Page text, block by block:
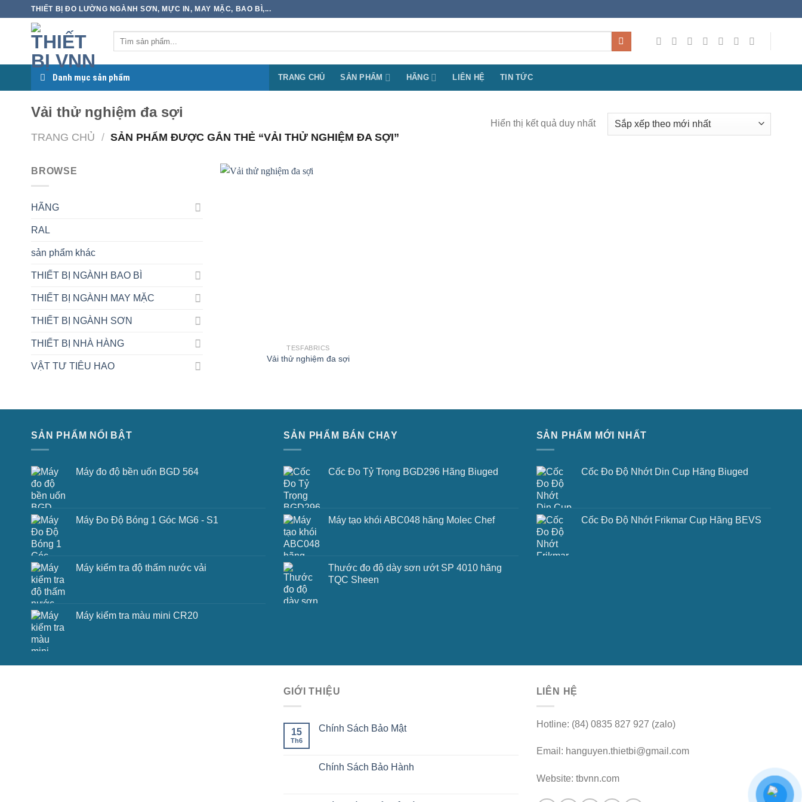
THIẾT BỊ ĐO LƯỜNG NGÀNH SƠN, MỰC IN, MAY MẶC, BAO BÌ,...
Danh mục sản phẩm TRANG CHỦ SẢN PHẨM HÃNG LIÊN HỆ TIN TỨC
Vải thử nghiệm đa sợi
TRANG CHỦ / SẢN PHẨM ĐƯỢC GẮN THẺ “VẢI THỬ NGHIỆM ĐA SỢI”
Hiển thị kết quả duy nhất
BROWSE
HÃNG
RAL
sản phẩm khác
THIẾT BỊ NGÀNH BAO BÌ
THIẾT BỊ NGÀNH MAY MẶC
THIẾT BỊ NGÀNH SƠN
THIẾT BỊ NHÀ HÀNG
VẬT TƯ TIÊU HAO
TESFABRICS
Vải thử nghiệm đa sợi
SẢN PHẨM NỔI BẬT
Máy đo độ bền uốn BGD 564
Máy Đo Độ Bóng 1 Góc MG6 - S1
Máy kiểm tra độ thấm nước vải
Máy kiểm tra màu mini CR20
SẢN PHẨM BÁN CHẠY
Cốc Đo Tỷ Trọng BGD296 Hãng Biuged
Máy tạo khói ABC048 hãng Molec Chef
Thước đo độ dày sơn ướt SP 4010 hãng
TQC Sheen
SẢN PHẨM MỚI NHẤT
Cốc Đo Độ Nhớt Din Cup Hãng Biuged
Cốc Đo Độ Nhớt Frikmar Cup Hãng BEVS
GIỚI THIỆU
15
Th6
Chính Sách Bảo Mật
Chính Sách Bảo Hành
LIÊN HỆ
Hotline: (84) 0835 827 927 (zalo)
Email: hanguyen.thietbi@gmail.com
Website: tbvnn.com